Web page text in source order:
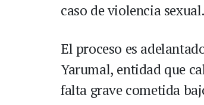
caso de violencia sexual.
El proceso es
Yarumal, entidad que
falta grave cometida